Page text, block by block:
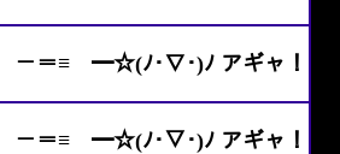
＝≡ ━☆(ﾉ･∇･)ﾉ アギャ！
＝≡ ━☆(ﾉ･▽･)ﾉ アギャ！